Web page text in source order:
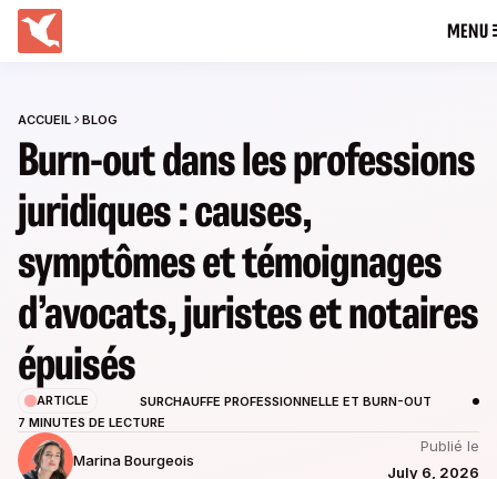
MENU
ACCUEIL BLOG
Burn-out dans les professions
juridiques : causes,
symptômes et témoignages
d’avocats, juristes et notaires
épuisés
ARTICLE
SURCHAUFFE PROFESSIONNELLE ET BURN-OUT
7 MINUTES DE LECTURE
Marina Bourgeois
Publié le
July 6, 2026